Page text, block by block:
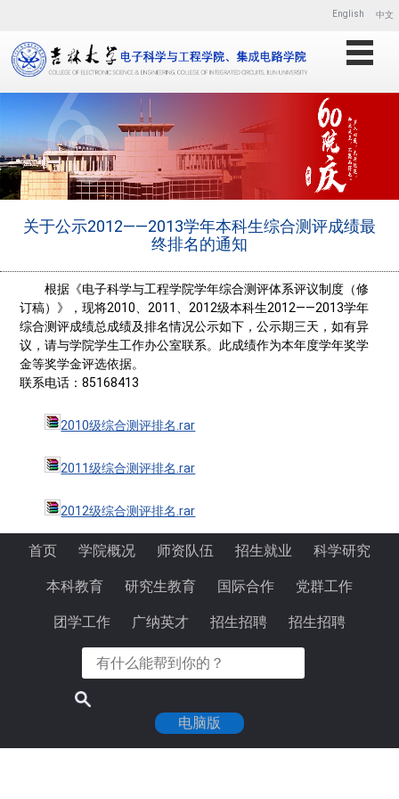
English 中文
关于公示2012——2013学年本科生综合测评成绩最
终排名的通知
根据《电子科学与工程学院学年综合测评体系评议制度（修
订稿）》，现将2010、2011、2012级本科生2012——2013学年
综合测评成绩总成绩及排名情况公示如下，公示期三天，如有异
议，请与学院学生工作办公室联系。此成绩作为本年度学年奖学
金等奖学金评选依据。
联系电话：85168413
2010级综合测评排名.rar
2011级综合测评排名.rar
2012级综合测评排名.rar
首页 学院概况 师资队伍 招生就业 科学研究
本科教育 研究生教育 国际合作 党群工作
团学工作 广纳英才 招生招聘 招生招聘
电脑版